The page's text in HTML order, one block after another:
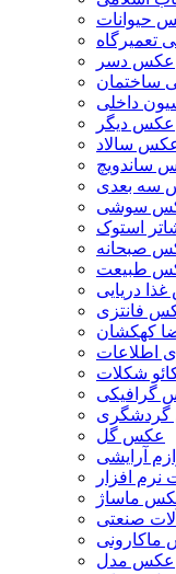
حیوانات
تعمیرگاه
عکس دسر
ساختمان
داخلی
عکس دیگر
سالاد
ساندویچ
سه بعدی
سوشی
استوک
صبحانه
طبیعت
دریایی
فانتزی
کهکشان
اطلاعات
شکلات
گرافیکی
عکس گل
آرایشی
افزار
ماساژ
صنعتی
عکس مدل